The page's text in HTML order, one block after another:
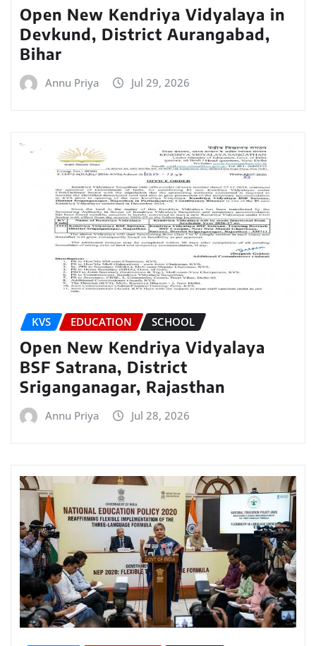
Open New Kendriya Vidyalaya in
Devkund, District Aurangabad,
Bihar
Annu Priya Jul 29, 2026
KVS EDUCATION SCHOOL
Open New Kendriya Vidyalaya
BSF Satrana, District
Sriganganagar, Rajasthan
Annu Priya Jul 28, 2026